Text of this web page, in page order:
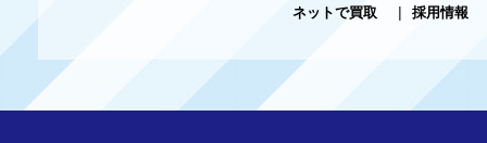
ネットで買取
| 採用情報